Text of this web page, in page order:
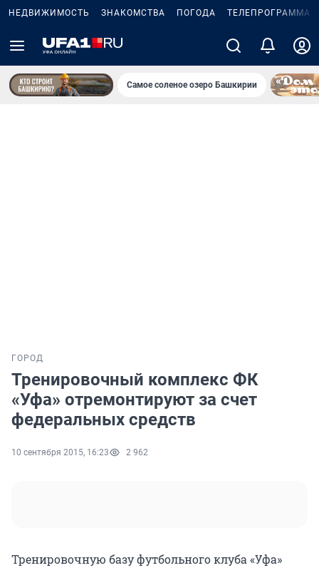
НЕДВИЖИМОСТЬ ЗНАКОМСТВА ПОГОДА ТЕЛЕПРОГРАММА
Самое соленое озеро Башкирии
ГОРОД
Тренировочный комплекс ФК
«Уфа» отремонтируют за счет
федеральных средств
10 сентября 2015, 16:23 2 962
Тренировочную базу футбольного клуба «Уфа»